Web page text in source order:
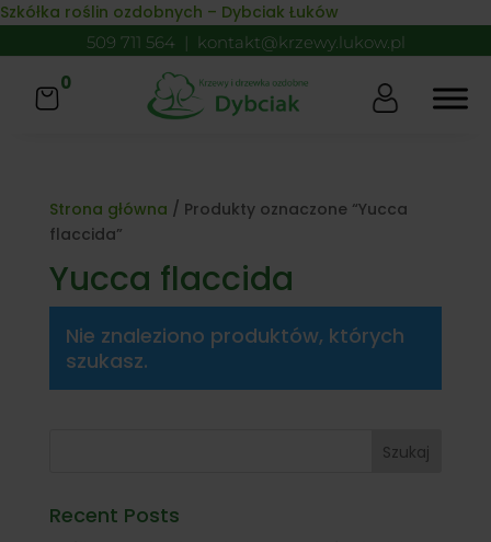
Skip to content
Szkółka roślin ozdobnych – Dybciak Łuków
509 711 564 | kontakt@krzewy.lukow.pl
0
Strona główna / Produkty oznaczone “Yucca
flaccida”
Yucca flaccida
Nie znaleziono produktów, których
szukasz.
Szukaj
Recent Posts